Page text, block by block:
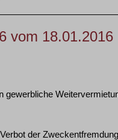
vom 18.01.2016
gewerbliche
der